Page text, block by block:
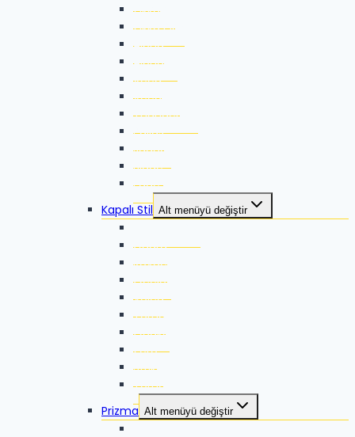
Zikka SE
Zikka Plus
Alpha
Alpha-X
Xeed
Xeed G2
Thunder G2
Pallas
Jaguar
Blade
Edge
Kapalı Stil Alt menüyü değiştir
Guard
Rovac
Ocelot
Volca
Torna
Quake
Zero
Strike
Torna 2
Prizma Alt menüyü değiştir